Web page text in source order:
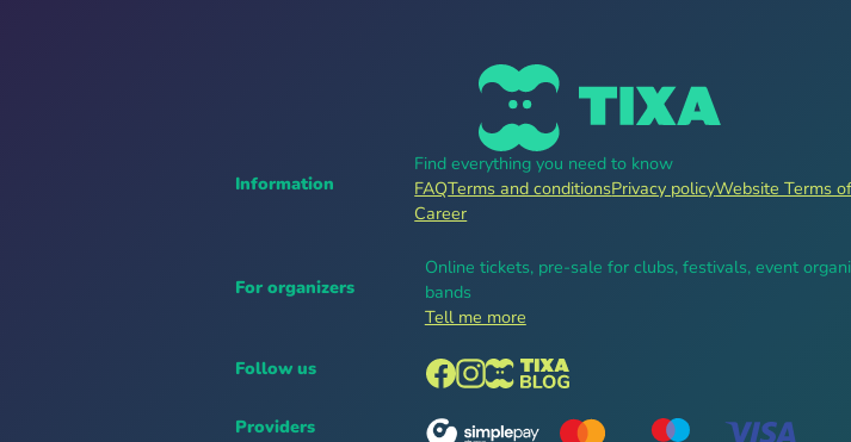
Information
Find everything you need to know
FAQTerms and conditionsPrivacy policyWebsite Terms
Career
For organizers
Online tickets, pre-sale for clubs, festivals, event
bands
Tell me more
Follow us
Providers